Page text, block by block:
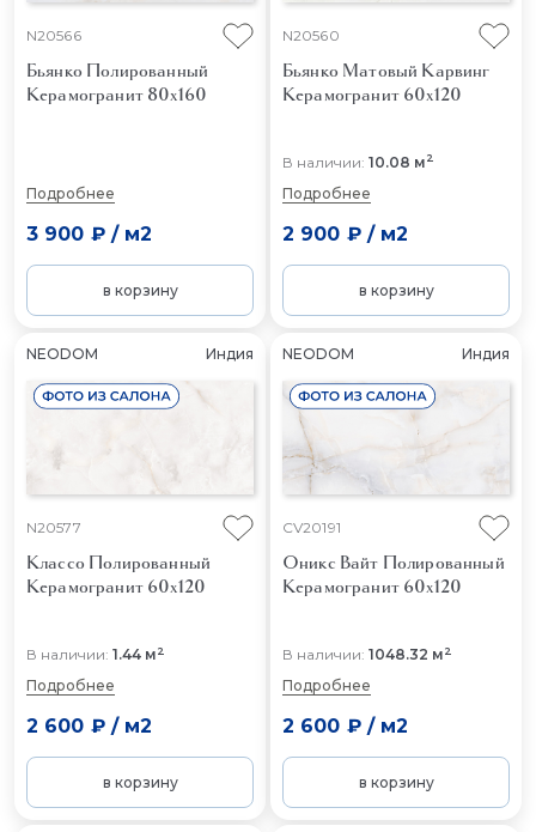
N20566
Бьянко Полированный
Керамогранит 80x160
Подробнее
3 900 ₽/ м2
в корзину
N20560
Бьянко Матовый Карвинг
Керамогранит 60x120
В наличии: 10.08 м2
Подробнее
2 900 ₽/ м2
в корзину
NEODOM Индия
N20577
Классо Полированный
Керамогранит 60x120
В наличии: 1.44 м2
Подробнее
2 600 ₽/ м2
в корзину
NEODOM Индия
CV20191
Оникс Вайт Полированный
Керамогранит 60x120
В наличии: 1048.32 м2
Подробнее
2 600 ₽/ м2
в корзину